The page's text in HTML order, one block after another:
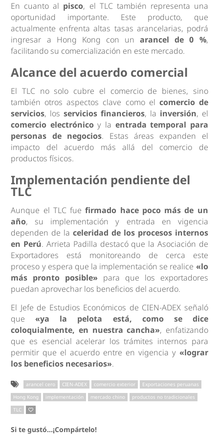
En cuanto al pisco, el TLC también representa una
oportunidad importante. Este producto, que
actualmente enfrenta altas tasas arancelarias, podrá
ingresar a Hong Kong con unarancel de 0 %,
facilitando su comercialización en este mercado.
Alcance del acuerdo comercial
El TLC no solo cubre el comercio de bienes, sino
también otros aspectos clave como el comercio de
servicios, losservicios financieros, la inversión, el
comercio electrónicoy la entrada temporal para
personas de negocios. Estas áreas expanden el
impacto del acuerdo más allá del comercio de
productos físicos.
Implementación pendiente del
TLC
Aunque el TLC fuefirmado hace poco más de un
año, su implementación y entrada en vigencia
dependen de laceleridad de los procesos internos
en Perú. Arrieta Padilla destacó que la Asociación de
Exportadores está monitoreando de cerca este
proceso y espera que la implementación se realice «lo
más pronto posible» para que los exportadores
puedan aprovechar los beneficios del acuerdo.
El Jefe de Estudios Económicos de CIEN-ADEX señaló
que«ya la pelota está, como se dice
coloquialmente, en nuestra cancha», enfatizando
que es esencial acelerar los trámites internos para
permitir que el acuerdo entre en vigencia y «lograr
los beneficios necesarios».
arancel cero CIEN-ADEX comercio exterior
Exportaciones peruanas
Hong Kong
implementación mercado chino
productos no tradicionales
TLC
Si te gustó...¡Compártelo!